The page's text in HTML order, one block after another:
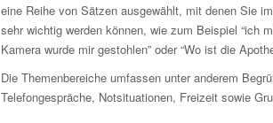
eine Reihe von Sätzen ausgewählt, mit denen Sie
sehr wichtig werden können, wie zum Beispiel “ich
Kamera wurde mir gestohlen” oder “Wo ist die
Die Themenbereiche umfassen unter anderem
Telefongespräche, Notsituationen, Freizeit sowie